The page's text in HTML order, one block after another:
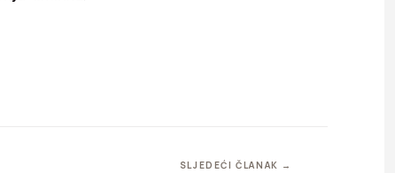
SLJEDEĆI ČLANAK →